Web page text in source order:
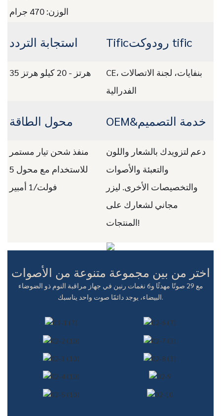
الوزن: 470 جرام
استجابة التردد Tificرودوكت tific
35 هرتز - 20 كيلو هرتز
CE، بنفايات، لجنة الاتصالات
الفدرالية
محول الطاقة OEM&خدمة التصميم
منفذ شحن تيار مستمر
للاستخدام مع محول 5
فولت/1 أمبير
دعم لتزويدك بالشعار واللون
والتعبئة والأصوات
والتخصيصات الأخرى. ليزر
مجاني لشعارك على
المنتجات!
اختر من بين مجموعة متنوعة من الأصوات
مع 29 صوتًا مهدئًا و6 نغمات رنين في جهاز مراقبة النوم ذو الضوضاء
البيضاء، يوجد دائمًا صوت واحد يناسبك.